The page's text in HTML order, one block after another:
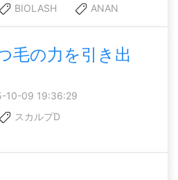
BIOLASH ANAN
毛の力を引き出
10-09 19:36:29
スカルプD